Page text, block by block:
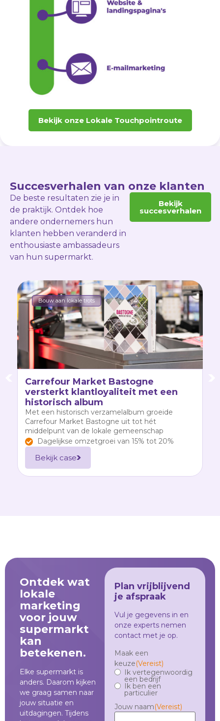
Bekijk onze Lokale Touchpointroute
Succesverhalen van onze klanten
De beste resultaten zie je in
de praktijk. Ontdek hoe
andere ondernemers hun
klanten hebben veranderd in
enthousiaste ambassadeurs
van hun supermarkt.
Bekijk
succesverhalen
Bouw aan lokale trots
Carrefour Market Bastogne
versterkt klantloyaliteit met een
historisch album
Met een historisch verzamelalbum groeide
Carrefour Market Bastogne uit tot hét
middelpunt van de lokale gemeenschap
Dagelijkse omzetgroei van 15% tot 20%
Bekijk case
Ontdek wat
lokale
marketing
voor jouw
supermarkt
kan
betekenen.
Elke supermarkt is
anders. Daarom kijken
we graag samen naar
jouw situatie en
uitdagingen. Tijdens
Plan vrijblijvend
je afspraak
Vul je gegevens in en
onze experts nemen
contact met je op.
Maak een
keuze(Vereist)
Ik vertegenwoordig
een bedrijf
Ik ben een
particulier
Jouw naam(Vereist)